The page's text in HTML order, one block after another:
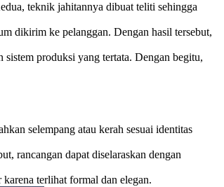
teknik jahitannya dibuat teliti sehingga
dikirim ke pelanggan. Dengan hasil tersebut,
produksi yang tertata. Dengan begitu,
selempang atau kerah sesuai identitas
rancangan dapat diselaraskan dengan
terlihat formal dan elegan.